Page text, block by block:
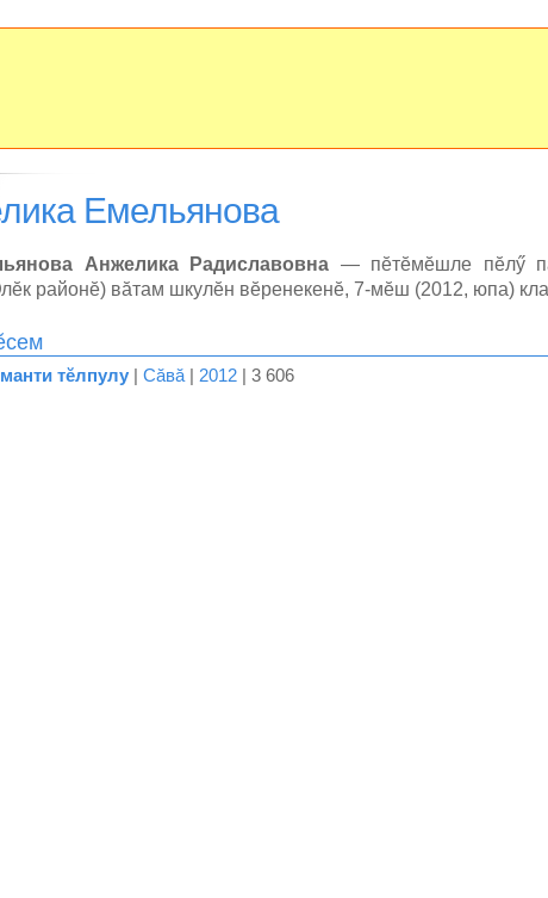
Емельянова
Анжелика Радиславовна — пĕтĕмĕшле пĕлӳ
районĕ) вăтам шкулĕн вĕренекенĕ, 7-мĕш (2012, юпа)
тĕлпулу | Сăвă | 2012 | 3 606